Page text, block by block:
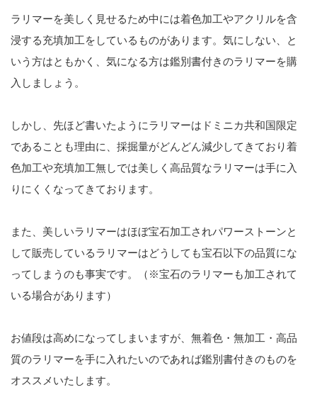
ラリマーを美しく見せるため中には着色加工やアクリルを含
浸する充填加工をしているものがあります。気にしない、と
いう方はともかく、気になる方は鑑別書付きのラリマーを購
入しましょう。
しかし、先ほど書いたようにラリマーはドミニカ共和国限定
であることも理由に、採掘量がどんどん減少してきており着
色加工や充填加工無しでは美しく高品質なラリマーは手に入
りにくくなってきております。
また、美しいラリマーはほぼ宝石加工されパワーストーンと
して販売しているラリマーはどうしても宝石以下の品質にな
ってしまうのも事実です。（※宝石のラリマーも加工されて
いる場合があります）
お値段は高めになってしまいますが、無着色・無加工・高品
質のラリマーを手に入れたいのであれば鑑別書付きのものを
オススメいたします。